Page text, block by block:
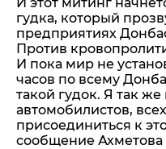
гудка, который
предприятиях
Против
И пока мир не
часов по всему
такой гудок. Я так
автомобилистов,
присоединиться к
сообщение